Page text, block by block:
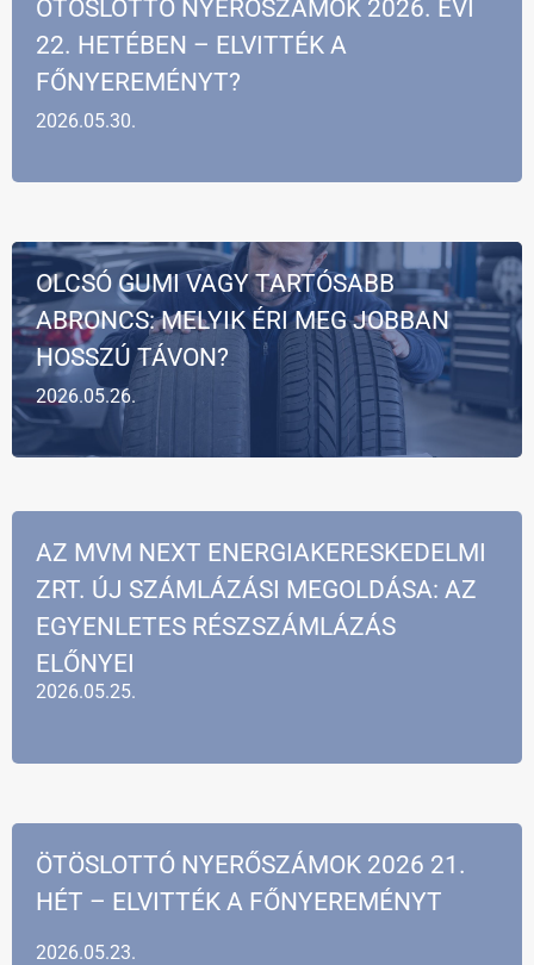
2026.05.30.
ÖTÖSLOTTÓ NYERŐSZÁMOK 2026. ÉVI
22. HETÉBEN – ELVITTÉK A
FŐNYEREMÉNYT?
2026.05.26.
OLCSÓ GUMI VAGY TARTÓSABB
ABRONCS: MELYIK ÉRI MEG JOBBAN
HOSSZÚ TÁVON?
2026.05.25.
AZ MVM NEXT ENERGIAKERESKEDELMI
ZRT. ÚJ SZÁMLÁZÁSI MEGOLDÁSA: AZ
EGYENLETES RÉSZSZÁMLÁZÁS
ELŐNYEI
2026.05.23.
ÖTÖSLOTTÓ NYERŐSZÁMOK 2026 21.
HÉT – ELVITTÉK A FŐNYEREMÉNYT